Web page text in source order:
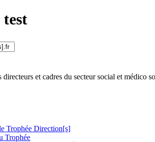
test
et cadres du secteur social et médico
Trophée Direction[s]
Trophée